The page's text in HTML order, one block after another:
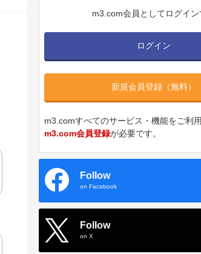
m3.com会員としてログイン
ログイン
新規会員登録（無料）
m3.comすべてのサービス・機能をご利
m3.com会員登録が必要です。
Follow
on Facebook
Follow
on X